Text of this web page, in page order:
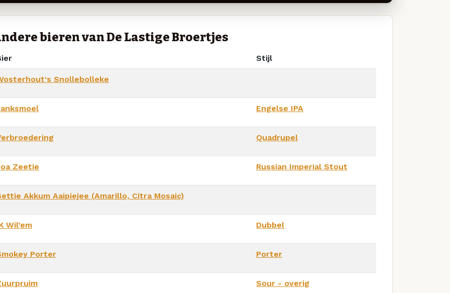
bieren van De Lastige Broertjes
Stijl
Snollebolleke
Engelse IPA
Quadrupel
Zeetie Russian Imperial Stout
Akkum Aaipiejee (Amarillo, Citra Mosaic)
Wil’em Dubbel
Porter Porter
Sour - overig